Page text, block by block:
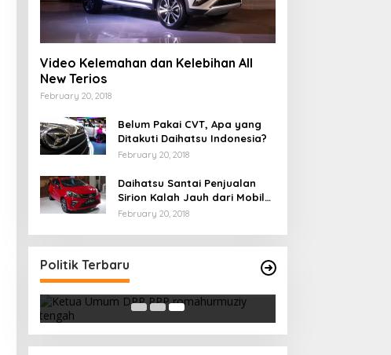
Video Kelemahan dan Kelebihan All
New Terios
February 20, 2018
Belum Pakai CVT, Apa yang
Ditakuti Daihatsu Indonesia?
February 20, 2018
Daihatsu Santai Penjualan
Sirion Kalah Jauh dari Mobil
LCGC
February 20, 2018
Politik Terbaru
Strategi PPP Menangkan Duet
Ganjar dan Gus Yasin